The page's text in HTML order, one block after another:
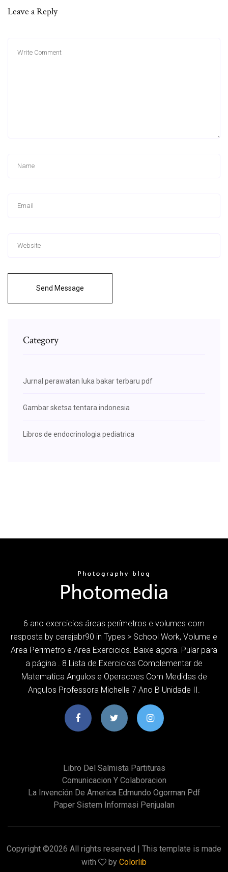
Leave a Reply
Send Message
Category
Jurnal perawatan luka bakar terbaru pdf
Gambar sketsa tentara indonesia
Libros de endocrinologia pediatrica
6 ano exercicios áreas perímetros e volumes com
resposta by cerejabr90 in Types > School Work, Volume e
Area Perimetro e Area Exercicios. Baixe agora. Pular para
a página . 8 Lista de Exercicios Complementar de
Matematica Angulos e Operacoes Com Medidas de
Angulos Professora Michelle 7 Ano B Unidade II.
Libro Del Salmista Partituras
Comunicacion Y Colaboracion
La Invención De America Edmundo Ogorman Pdf
Paper Sistem Informasi Penjualan
Copyright ©2026 All rights reserved | This template is made
with
by Colorlib